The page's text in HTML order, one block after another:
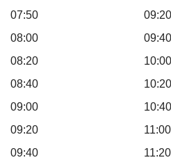
07:50
08:00
08:20
08:40
09:00
09:20
09:40